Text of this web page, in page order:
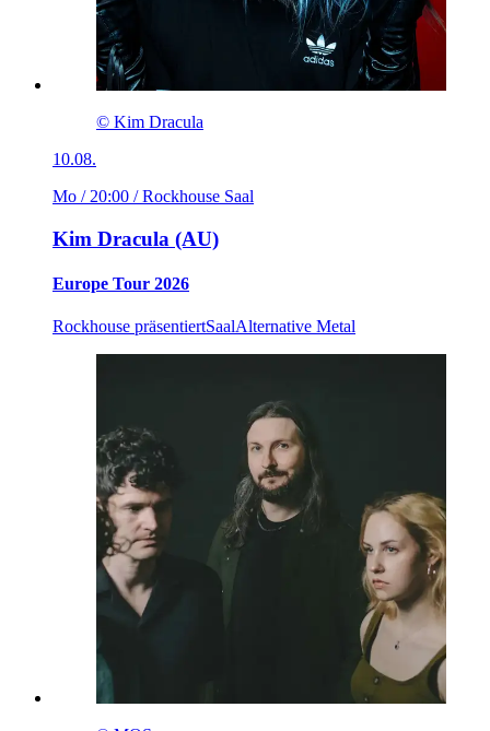
© Kim Dracula
10.08.
Mo / 20:00 / Rockhouse Saal
Kim Dracula (AU)
Europe Tour 2026
Rockhouse präsentiertSaalAlternative Metal